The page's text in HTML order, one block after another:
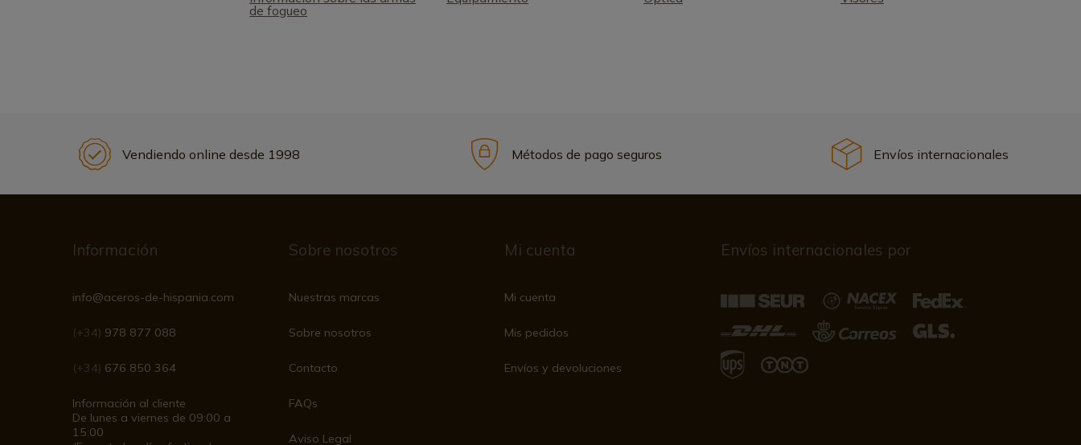
de fogueo
Vendiendo online desde 1998 Métodos de pago seguros Envíos internacionales
Información
info@aceros-de-hispania.com
(+34) 978 877 088
(+34) 676 850 364
Información al cliente
De lunes a viernes de 09:00 a
15:00
Sobre nosotros
Nuestras marcas
Sobre nosotros
Contacto
FAQs
Aviso Legal
Mi cuenta
Mi cuenta
Mis pedidos
Envíos y devoluciones
Envíos internacionales por